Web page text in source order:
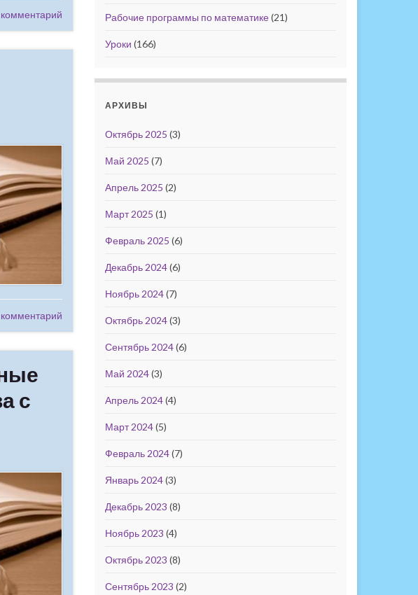
с
Рабочие программы по математике(21)
Уроки (166)
АРХИВЫ
Октябрь 2025 (3)
Май 2025 (7)
Апрель 2025 (2)
Март 2025 (1)
Февраль 2025 (6)
Декабрь 2024(6)
Ноябрь 2024(7)
Октябрь 2024(3)
Сентябрь 2024(6)
Май 2024(3)
Апрель 2024(4)
Март 2024(5)
Февраль 2024(7)
Январь 2024(3)
Декабрь 2023 (8)
Ноябрь 2023 (4)
Октябрь 2023 (8)
Сентябрь 2023 (2)